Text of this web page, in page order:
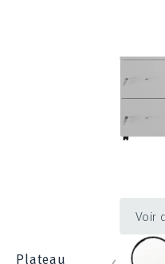
Voir
Plateau